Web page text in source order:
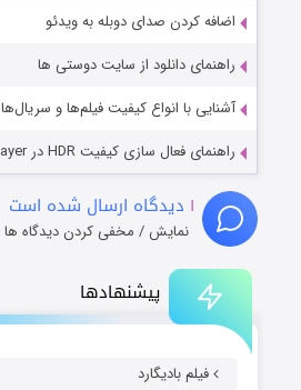
پیشنهادها
فیلم بادیگارد
اضافه کردن صدای دوبله به ویدئو
راهنمای دانلود از سایت دوستی ها
آشنایی با انواع کیفیت فیلم‌ها و سریال‌ها
راهنمای فعال سازی کیفیت HDR در PotPlayer
۱ دیدگاه ارسال شده است
نمایش / مخفی کردن دیدگاه ها